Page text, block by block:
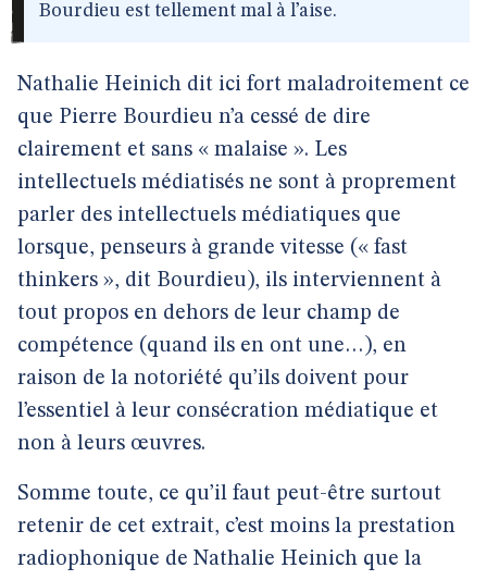
Bourdieu est tellement mal à l’aise.
Nathalie Heinich dit ici fort maladroitement ce
que Pierre Bourdieu n’a cessé de dire
clairement et sans « malaise ». Les
intellectuels médiatisés ne sont à proprement
parler des intellectuels médiatiques que
lorsque, penseurs à grande vitesse (« fast
thinkers », dit Bourdieu), ils interviennent à
tout propos en dehors de leur champ de
compétence (quand ils en ont une…), en
raison de la notoriété qu’ils doivent pour
l’essentiel à leur consécration médiatique et
non à leurs œuvres.
Somme toute, ce qu’il faut peut-être surtout
retenir de cet extrait, c’est moins la prestation
radiophonique de Nathalie Heinich que la